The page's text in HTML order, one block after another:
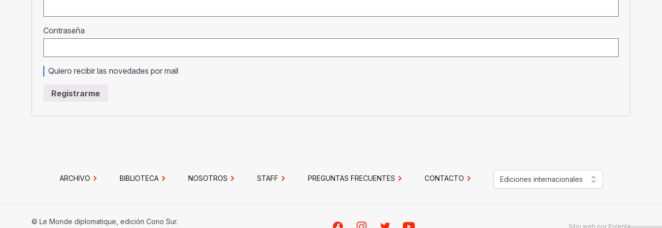
Contraseña
Quiero recibir las novedades por mail
Registrarme
ARCHIVO BIBLIOTECA NOSOTROS STAFF PREGUNTAS FRECUENTES CONTACTO Ediciones internacionales
© Le Monde diplomatique, edición Cono Sur.
Sitio web por Polenta